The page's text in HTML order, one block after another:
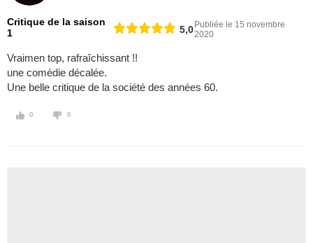
Critique de la saison
1
5,0Publiée le 15 novembre
2020
Vraimen top, rafraîchissant !!
une comédie décalée.
Une belle critique de la société des années 60.
0 0